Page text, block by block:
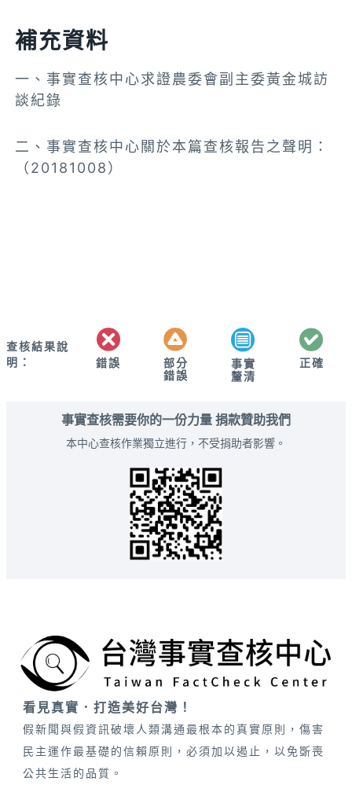
補充資料
一、事實查核中心求證農委會副主委黃金城訪
談紀錄
二、事實查核中心關於本篇查核報告之聲明：
（20181008）
查核結果說
明：
錯誤
部分
錯誤
事實
釐清
正確
事實查核需要你的一份力量 捐款贊助我們
本中心查核作業獨立進行，不受捐助者影響。
看見真實．打造美好台灣！
假新聞與假資訊破壞人類溝通最根本的真實原則，傷害
民主運作最基礎的信賴原則，必須加以遏止，以免斲喪
公共生活的品質。